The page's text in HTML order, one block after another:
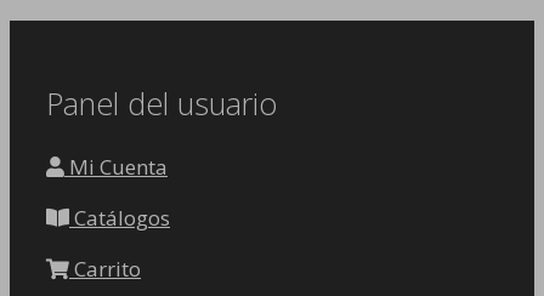
Panel del usuario
Mi Cuenta
Catálogos
Carrito